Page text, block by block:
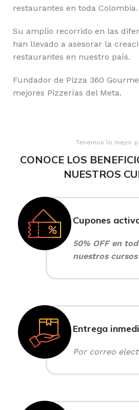
restaurantes en toda Colombia.
Su amplio recorrido en las
han llevado a asesorar la
restaurantes en nuestro país.
Fundador de Pizza 360
mejores Pizzerías del Meta.
Tenemos lo mejor
CONOCE LOS
NUESTROS
Cupones
50% OFF en
nuestros cursos
Entrega
Por correo